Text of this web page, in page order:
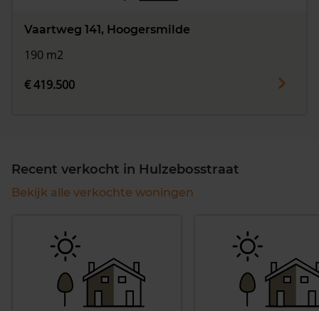
Vaartweg 141, Hoogersmilde
190 m2
€ 419.500
Recent verkocht in Hulzebosstraat
Bekijk alle verkochte woningen